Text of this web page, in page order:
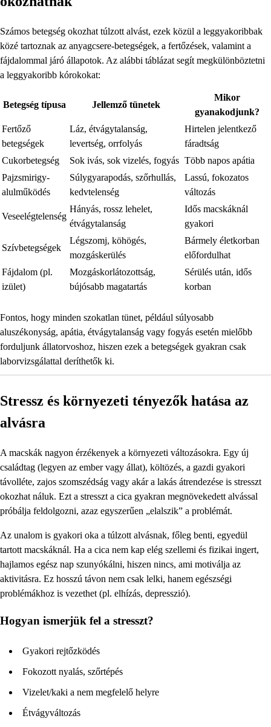
Számos betegség okozhat túlzott alvást, ezek közül a leggyakoribbak
közé tartoznak az anyagcsere-betegségek, a fertőzések, valamint a
fájdalommal járó állapotok. Az alábbi táblázat segít megkülönböztetni
a leggyakoribb kórokokat:
Betegség típusa Jellemző tünetek
Mikor
gyanakodjunk?
Fertőző
betegségek
Láz, étvágytalanság,
levertség, orrfolyás
Hirtelen jelentkező
fáradtság
Cukorbetegség
Sok ivás, sok vizelés, fogyás Több napos apátia
Pajzsmirigy-
alulműködés
Súlygyarapodás, szőrhullás,
kedvtelenség
Lassú, fokozatos
változás
Veseelégtelenség
Hányás, rossz lehelet,
étvágytalanság
Idős macskáknál
gyakori
Szívbetegségek
Légszomj, köhögés,
mozgáskerülés
Bármely életkorban
előfordulhat
Fájdalom (pl.
izület)
Mozgáskorlátozottság,
bújósabb magatartás
Sérülés után, idős
korban
Fontos, hogy minden szokatlan tünet, például súlyosabb
aluszékonyság, apátia, étvágytalanság vagy fogyás esetén mielőbb
forduljunk állatorvoshoz, hiszen ezek a betegségek gyakran csak
laborvizsgálattal deríthetők ki.
Stressz és környezeti tényezők hatása az
alvásra
A macskák nagyon érzékenyek a környezeti változásokra. Egy új
családtag (legyen az ember vagy állat), költözés, a gazdi gyakori
távolléte, zajos szomszédság vagy akár a lakás átrendezése is stresszt
okozhat náluk. Ezt a stresszt a cica gyakran megnövekedett alvással
próbálja feldolgozni, azaz egyszerűen „elalszik” a problémát.
Az unalom is gyakori oka a túlzott alvásnak, főleg benti, egyedül
tartott macskáknál. Ha a cica nem kap elég szellemi és fizikai ingert,
hajlamos egész nap szunyókálni, hiszen nincs, ami motiválja az
aktivitásra. Ez hosszú távon nem csak lelki, hanem egészségi
problémákhoz is vezethet (pl. elhízás, depresszió).
Hogyan ismerjük fel a stresszt?
Gyakori rejtőzködés
Fokozott nyalás, szőrtépés
Vizelet/kaki a nem megfelelő helyre
Étvágyváltozás